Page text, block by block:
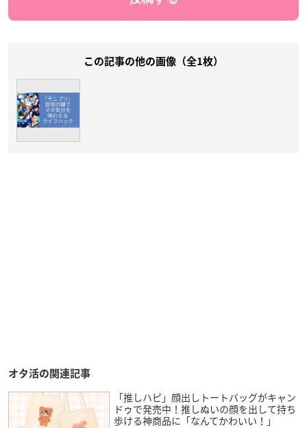
この記事の他の画像（全1枚）
オタ活の関連記事
「推しハピ」顔出しトートバッグがキャン
ドゥで発売中！推しぬいの顔を出して持ち
歩ける神商品に「なんてかわいい！」